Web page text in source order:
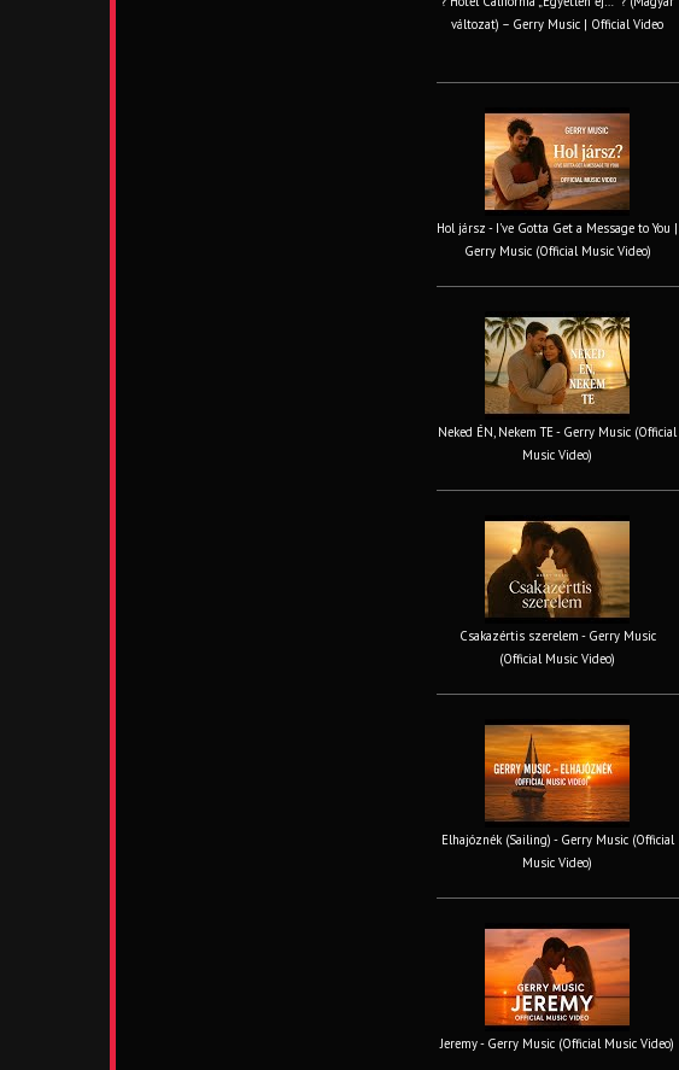
változat) – Gerry Music | Official Video
Hol jársz - I've Gotta Get a Message to You |
Gerry Music (Official Music Video)
Neked ÉN, Nekem TE - Gerry Music (Official
Music Video)
Csakazértis szerelem - Gerry Music
(Official Music Video)
Elhajóznék (Sailing) - Gerry Music (Official
Music Video)
Jeremy - Gerry Music (Official Music Video)